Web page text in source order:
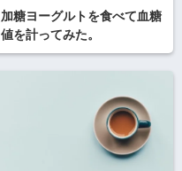
加糖ヨーグルトを食べて血糖
値を計ってみた。